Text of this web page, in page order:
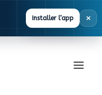
Installer l’app ×